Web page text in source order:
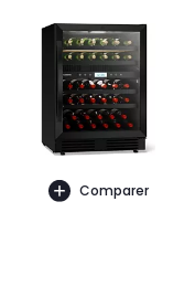
Comparer